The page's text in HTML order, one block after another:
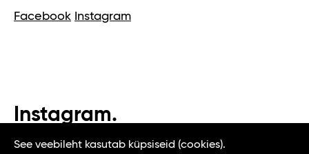
Facebook Instagram
Instagram.
#t1tallinn #tasteoftallinn
See veebileht kasutab küpsiseid (cookies).